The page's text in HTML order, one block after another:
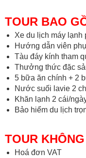
TOUR BAO
Xe du lịch máy lạnh
Hướng dẫn viên
Tàu đáy kính tham
Thưởng thức đặc
5 bữa ăn chính + 2
Nước suối lavie 2
Khăn lạnh 2 cái/
Bảo hiểm du lịch
TOUR
Hoá đơn VAT